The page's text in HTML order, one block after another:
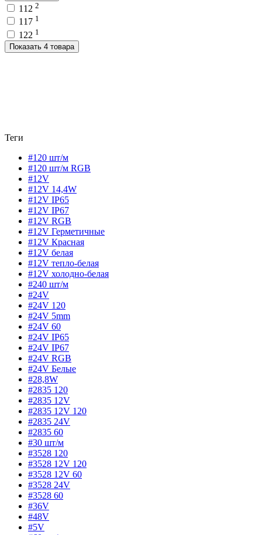
112 2
117 1
122 1
Показать 4 товара
Теги
#120 шт/м
#120 шт/м RGB
#12V
#12V 14,4W
#12V IP65
#12V IP67
#12V RGB
#12V Герметичные
#12V Красная
#12V белая
#12V тепло-белая
#12V холодно-белая
#240 шт/м
#24V
#24V 120
#24V 5mm
#24V 60
#24V IP65
#24V IP67
#24V RGB
#24V Белые
#28,8W
#2835 120
#2835 12V
#2835 12V 120
#2835 24V
#2835 60
#30 шт/м
#3528 120
#3528 12V 120
#3528 12V 60
#3528 24V
#3528 60
#36V
#48V
#5V